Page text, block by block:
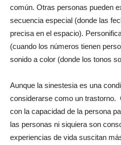
común. Otras personas pueden
secuencia especial (donde las
precisa en el espacio).
(cuando los números tienen
sonido a color (donde los tonos
Aunque la sinestesia es una
considerarse como un trastorno.
con la capacidad de la persona
las personas ni siquiera son
experiencias de vida suscitan